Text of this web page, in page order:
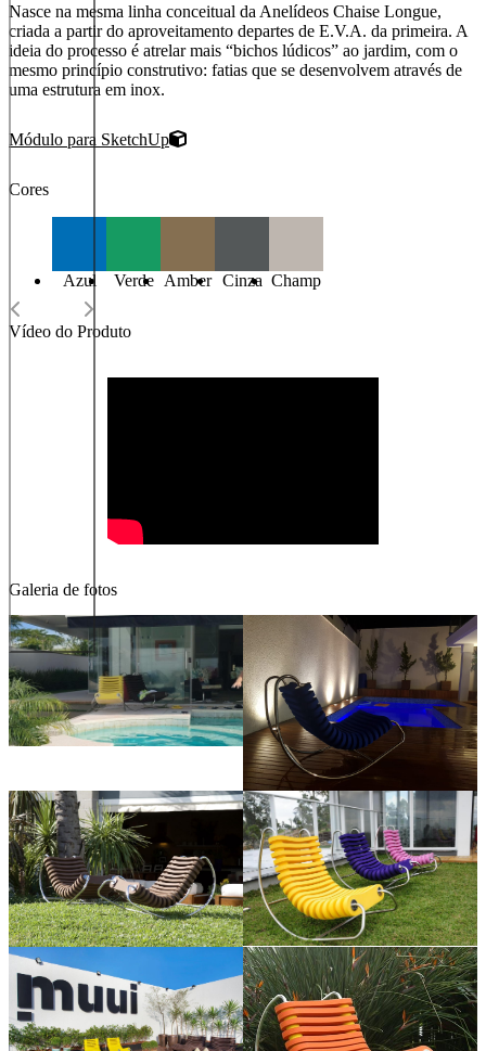
Nasce na mesma linha conceitual da Anelídeos Chaise Longue,
criada a partir do aproveitamento departes de E.V.A. da primeira. A
ideia do processo é atrelar mais “bichos lúdicos” ao jardim, com o
mesmo princípio construtivo: fatias que se desenvolvem através de
uma estrutura em inox.
Módulo para SketchUp
Cores
Azul Verde Amber Cinza Champ
Vídeo do Produto
Galeria de fotos